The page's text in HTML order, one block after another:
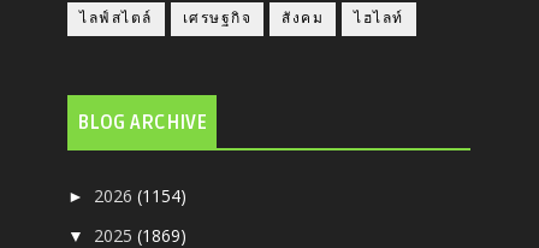
ไลฟ์สไตล์ เศรษฐกิจ สังคม ไฮไลท์
BLOG ARCHIVE
► 2026(1154)
▼ 2025(1869)